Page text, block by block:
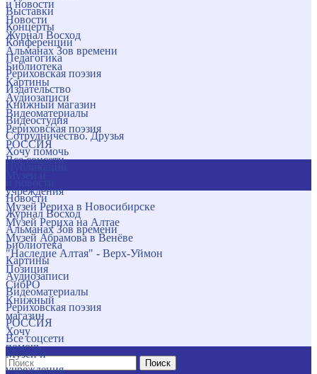
и новости
Новости
Журнал Восход
Альманах Зов времени
Библиотека
Картины
Аудиозаписи
Видеоматериалы
Рериховская поэзия
РОССИЯ
Все соцсети
учреждения
Музей Рериха в Новосибирске
Музей Рериха на Алтае
Музей Абрамова в Венёве
"Наследие Алтая" - Верх-Уймон
Позиция
СибРО
Книжный
магазин
Хочу
помочь
Поиск
Выставки
Концерты
Конференции
Педагогика
Рериховская поэзия
Издательство
Книжный магазин
Видеостудия
Сотрудничество. Друзья
Хочу помочь
Новости
Журнал Восход
Альманах Зов времени
Библиотека
Картины
Аудиозаписи
Видеоматериалы
Рериховская поэзия
РОССИЯ
Все соцсети
Музеи и
учреждения